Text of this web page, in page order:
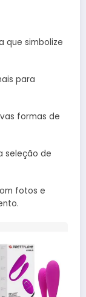
que simbolize
para
formas de
seleção de
fotos e